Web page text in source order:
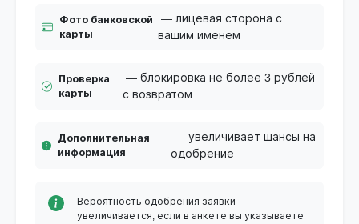
Фото банковской
карты
— лицевая сторона с
вашим именем
Проверка
карты
— блокировка не более 3 рублей
с возвратом
Дополнительная
информация
— увеличивает шансы на
одобрение
Вероятность одобрения заявки
увеличивается, если в анкете вы указываете